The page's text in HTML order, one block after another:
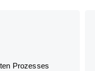
Prozesses